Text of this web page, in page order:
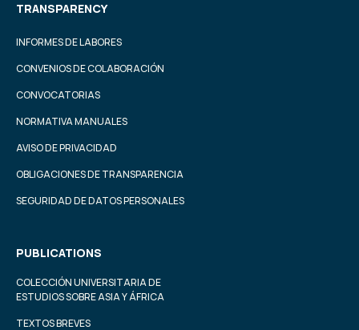
TRANSPARENCY
INFORMES DE LABORES
CONVENIOS DE COLABORACIÓN
CONVOCATORIAS
NORMATIVA MANUALES
AVISO DE PRIVACIDAD
OBLIGACIONES DE TRANSPARENCIA
SEGURIDAD DE DATOS PERSONALES
PUBLICATIONS
COLECCIÓN UNIVERSITARIA DE
ESTUDIOS SOBRE ASIA Y ÁFRICA
TEXTOS BREVES